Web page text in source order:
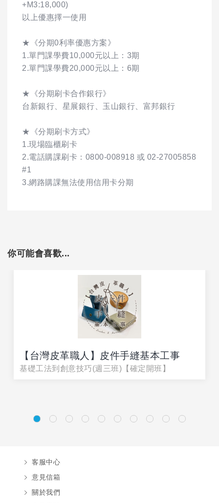
+M3:18,000)
以上優惠擇一使用
★《分期0利率優惠方案》
1.單門課學費10,000元以上：3期
2.單門課學費20,000元以上：6期
★《分期刷卡合作銀行》
台新銀行、星展銀行、玉山銀行、富邦銀行
★《分期刷卡方式》
1.現場臨櫃刷卡
2.電話購課刷卡：0800-008918 或 02-27005858
#1
3.網路購課無法使用信用卡分期
你可能會喜歡...
【台灣皮革職人】皮件手縫基本工事
基礎工法到創意技巧(週三班)【確定開班】
客服中心
意見信箱
關於我們